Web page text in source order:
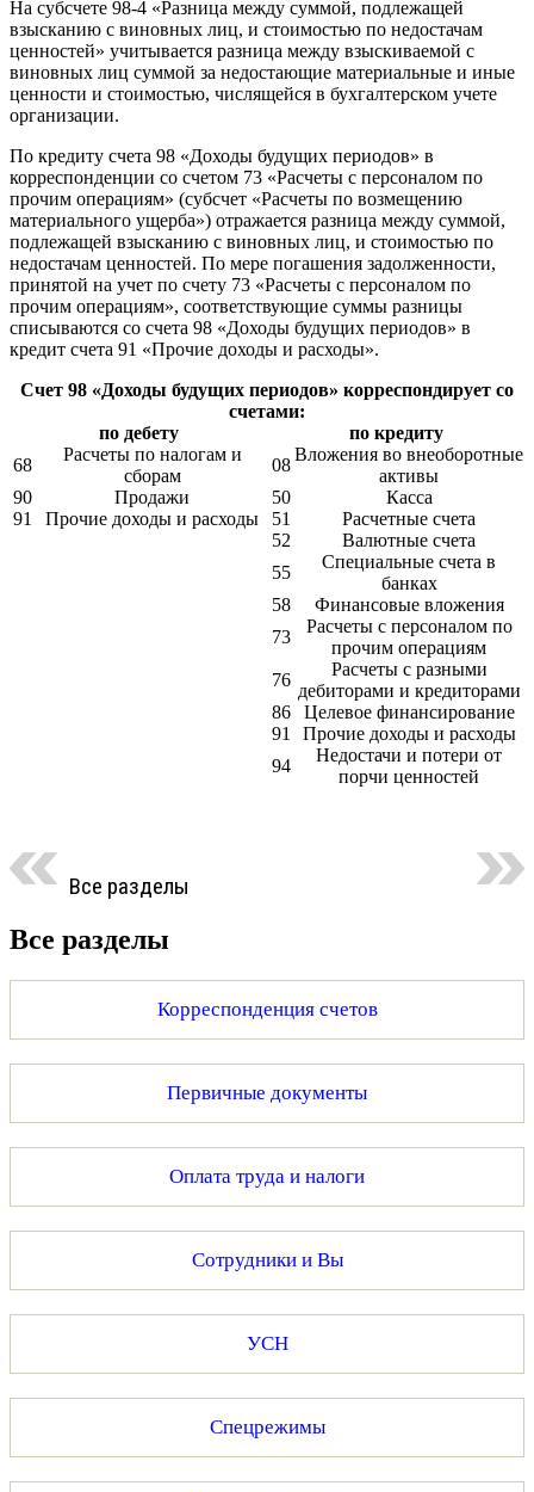
На субсчете 98-4 «Разница между суммой, подлежащей
взысканию с виновных лиц, и стоимостью по недостачам
ценностей» учитывается разница между взыскиваемой с
виновных лиц суммой за недостающие материальные и иные
ценности и стоимостью, числящейся в бухгалтерском учете
организации.
По кредиту счета 98 «Доходы будущих периодов» в
корреспонденции со счетом 73 «Расчеты с персоналом по
прочим операциям» (субсчет «Расчеты по возмещению
материального ущерба») отражается разница между суммой,
подлежащей взысканию с виновных лиц, и стоимостью по
недостачам ценностей. По мере погашения задолженности,
принятой на учет по счету 73 «Расчеты с персоналом по
прочим операциям», соответствующие суммы разницы
списываются со счета 98 «Доходы будущих периодов» в
кредит счета 91 «Прочие доходы и расходы».
Счет 98 «Доходы будущих периодов» корреспондирует со
счетами:
по дебету
по кредиту
68
Расчеты по налогам и
сборам
08
Вложения во внеоборотные
активы
90
Продажи 50
Касса
91
Прочие доходы и расходы 51
Расчетные счета
52
Валютные счета
55
Специальные счета в
банках
58
Финансовые вложения
73
Расчеты с персоналом по
прочим операциям
76
Расчеты с разными
дебиторами и кредиторами
86
Целевое финансирование
91
Прочие доходы и расходы
94
Недостачи и потери от
порчи ценностей
Все разделы
Все разделы
Корреспонденция счетов
Первичные документы
Оплата труда и налоги
Сотрудники и Вы
УСН
Спецрежимы